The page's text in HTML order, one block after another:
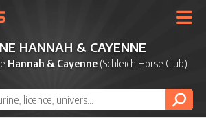
UNIVERS
LICENCES
NOUVEAUTÉS
HANNAH & CAYENNE
Hannah & Cayenne(Schleich Horse Club)